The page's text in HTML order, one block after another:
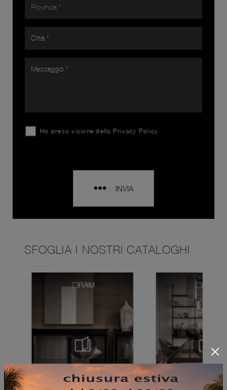
Ho preso visione della Privacy Policy
INVIA
SFOGLIA I NOSTRI CATALOGHI